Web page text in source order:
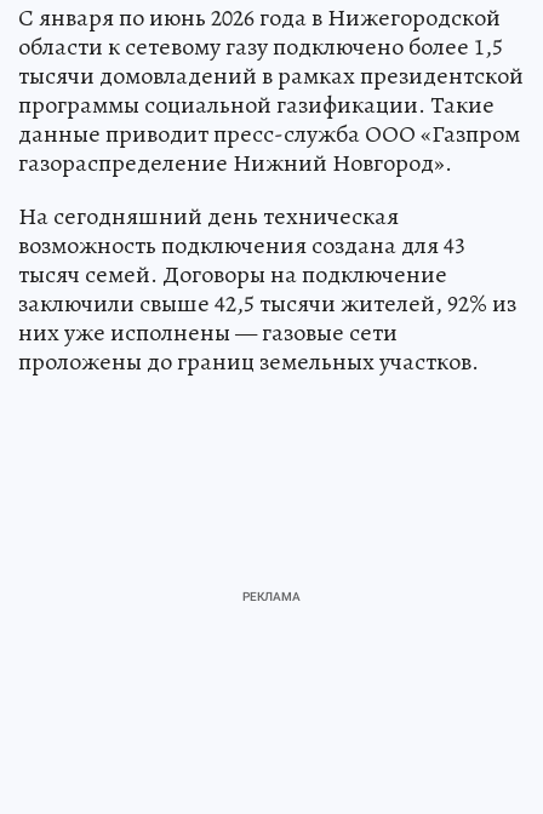
С января по июнь 2026 года в Нижегородской
области к сетевому газу подключено более 1,5
тысячи домовладений в рамках президентской
программы социальной газификации. Такие
данные приводит пресс-служба ООО «Газпром
газораспределение Нижний Новгород».
На сегодняшний день техническая
возможность подключения создана для 43
тысяч семей. Договоры на подключение
заключили свыше 42,5 тысячи жителей, 92% из
них уже исполнены — газовые сети
проложены до границ земельных участков.